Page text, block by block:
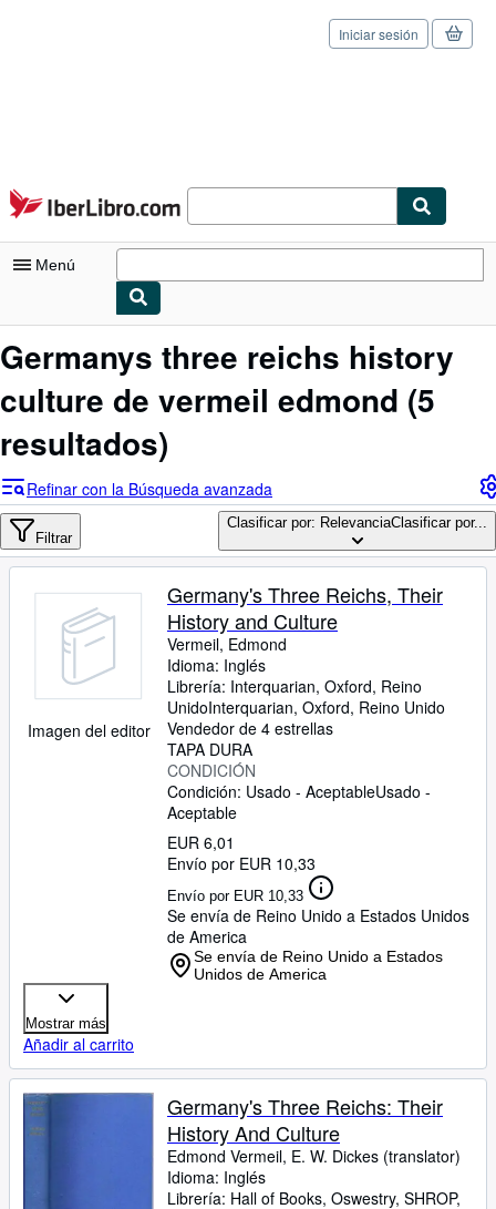
Pasar al contenido principal
IberLibro.com
Iniciar sesión
Menú
Mi cuenta
Consultar mis pedidos
Búsqueda avanzada
Colecciones
Libros antiguos
Vendedores
Comenzar a vender
Ayuda
CERRAR
Germanys three reichs history
culture de vermeil edmond (5
resultados)
Refinar con la Búsqueda avanzada
Filtrar
Clasificar por: RelevanciaClasificar por...
Imagen del editor
Germany's Three Reichs, Their
History and Culture
Vermeil, Edmond
Idioma: Inglés
Librería: Interquarian, Oxford, Reino
UnidoInterquarian, Oxford, Reino Unido
Vendedor de 4 estrellas
TAPA DURA
CONDICIÓN
Condición: Usado - AceptableUsado -
Aceptable
EUR 6,01
Envío por EUR 10,33
Envío por EUR 10,33
Se envía de Reino Unido a Estados Unidos
de America
Se envía de Reino Unido a Estados
Unidos de America
Mostrar más
Añadir al carrito
Germany's Three Reichs: Their
History And Culture
Edmond Vermeil, E. W. Dickes (translator)
Idioma: Inglés
Librería: Hall of Books, Oswestry, SHROP,